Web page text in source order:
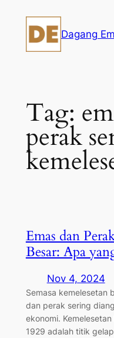
content
Dagang
Tag:
perak
Emas dan
Besar: Apa
Nov 4, 2024
Semasa kemelesetan
dan perak sering
ekonomi.
1929 adalah titik